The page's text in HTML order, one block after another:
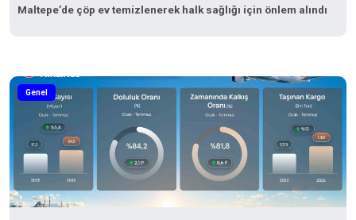
Maltepe’de çöp ev temizlenerek halk sağlığı için önlem alındı
Genel